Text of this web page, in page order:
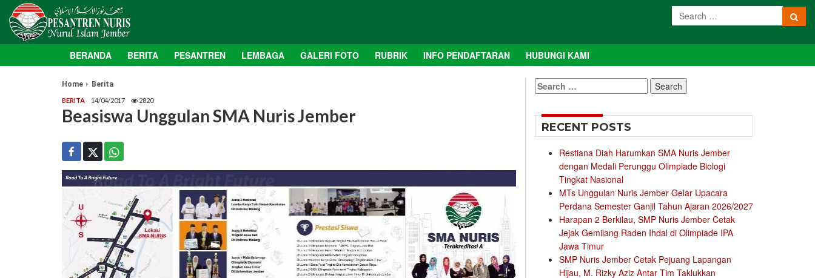
BERANDA BERITA PESANTREN LEMBAGA GALERI FOTO RUBRIK INFO PENDAFTARAN HUBUNGI KAMI
Home Berita
BERITA 14/04/2017 2820
Beasiswa Unggulan SMA Nuris Jember
Search
for:
RECENT POSTS
Restiana Diah Harumkan SMA Nuris Jember
dengan Medali Perunggu Olimpiade Biologi
Tingkat Nasional
MTs Unggulan Nuris Jember Gelar Upacara
Perdana Semester Ganjil Tahun Ajaran 2026/2027
Harapan 2 Berkilau, SMP Nuris Jember Cetak
Jejak Gemilang Raden Ihdal di Olimpiade IPA
Jawa Timur
SMP Nuris Jember Cetak Pejuang Lapangan
Hijau, M. Rizky Aziz Antar Tim Taklukkan